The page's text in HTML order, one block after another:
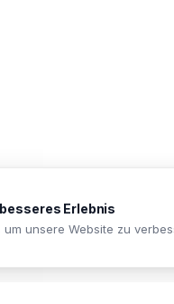
Erlebnis
unsere Website zu